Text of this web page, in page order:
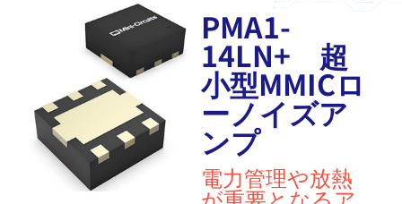
PMA1-
14LN+ 超
小型MMICロ
ーノイズア
ンプ
電力管理や放熱